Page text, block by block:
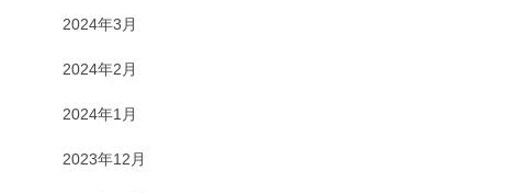
2024年3月
2024年2月
2024年1月
2023年12月